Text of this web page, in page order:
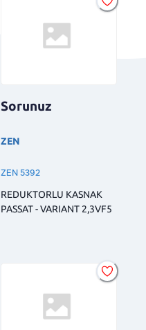
Sorunuz
ZEN
ZEN 5392
REDUKTORLU KASNAK
PASSAT - VARIANT 2,3VF5